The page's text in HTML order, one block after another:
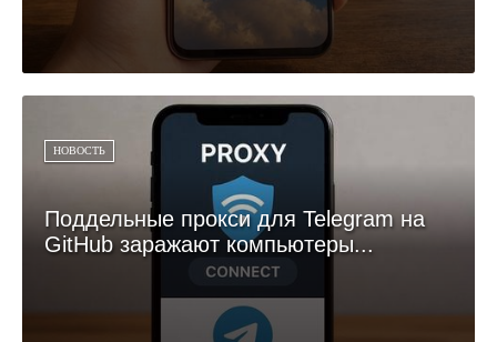
НОВОСТЬ
Поддельные прокси для Telegram на
GitHub заражают компьютеры...